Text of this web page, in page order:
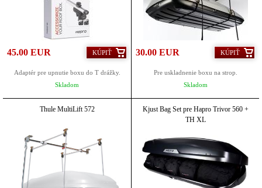
45.00 EUR KÚPIŤ
Adaptér pre upnutie boxu do T drážky.
Skladom
30.00 EUR KÚPIŤ
Pre uskladnenie boxu na strop.
Skladom
Thule MultiLift 572
Kjust Bag Set pre Hapro Trivor 560 +
TH XL